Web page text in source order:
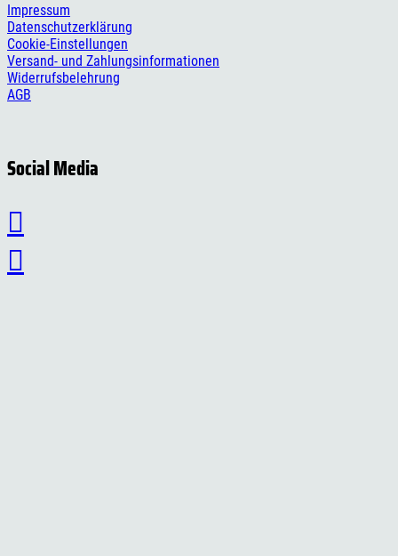
Impressum
Datenschutzerklärung
Cookie-Einstellungen
Versand- und Zahlungsinformationen
Widerrufsbelehrung
AGB
Social Media